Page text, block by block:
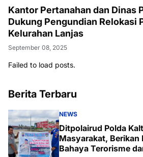
Kantor Pertanahan dan Dinas
Dukung Pengundian Relokasi
Kelurahan Lanjas
September 08, 2025
Failed to load posts.
Berita Terbaru
NEWS
Ditpolairud Polda
Masyarakat, Berikan
Bahaya Terorisme